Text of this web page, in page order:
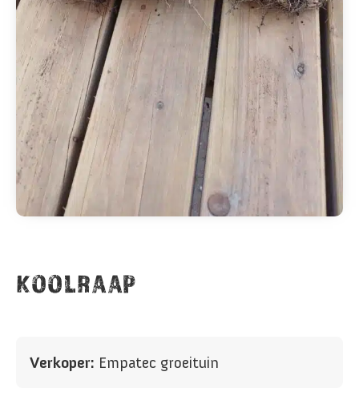
KOOLRAAP
Verkoper: Empatec groeituin